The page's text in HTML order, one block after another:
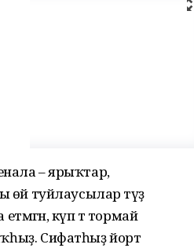
– ярыҡтар,
туйлаусылар тәүҙә
күп тә тормай
Сифатһыҙ йорт